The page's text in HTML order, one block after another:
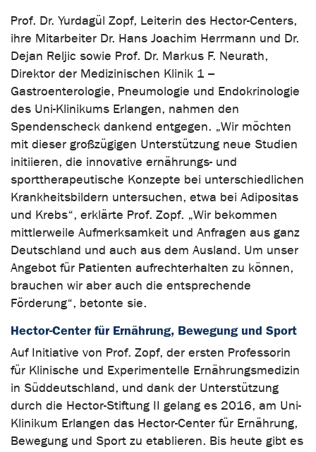
Prof. Dr. Yurdagül Zopf, Leiterin des Hector-Centers,
ihre Mitarbeiter Dr. Hans Joachim Herrmann und Dr.
Dejan Reljic sowie Prof. Dr. Markus F. Neurath,
Direktor der Medizinischen Klinik 1 –
Gastroenterologie, Pneumologie und Endokrinologie
des Uni-Klinikums Erlangen, nahmen den
Spendenscheck dankend entgegen. „Wir möchten
mit dieser großzügigen Unterstützung neue Studien
initiieren, die innovative ernährungs- und
sporttherapeutische Konzepte bei unterschiedlichen
Krankheitsbildern untersuchen, etwa bei Adipositas
und Krebs“, erklärte Prof. Zopf. „Wir bekommen
mittlerweile Aufmerksamkeit und Anfragen aus ganz
Deutschland und auch aus dem Ausland. Um unser
Angebot für Patienten aufrechterhalten zu können,
brauchen wir aber auch die entsprechende
Förderung“, betonte sie.
Hector-Center für Ernährung, Bewegung und Sport
Auf Initiative von Prof. Zopf, der ersten Professorin
für Klinische und Experimentelle Ernährungsmedizin
in Süddeutschland, und dank der Unterstützung
durch die Hector-Stiftung II gelang es 2016, am Uni-
Klinikum Erlangen das Hector-Center für Ernährung,
Bewegung und Sport zu etablieren. Bis heute gibt es